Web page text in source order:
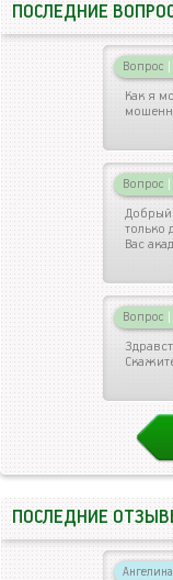
ПОСЛЕДНИЕ
Вопрос |
Как я
Вопрос |
Добрый
только
Вас
Вопрос |
ПОСЛЕДНИЕ
Ангелина